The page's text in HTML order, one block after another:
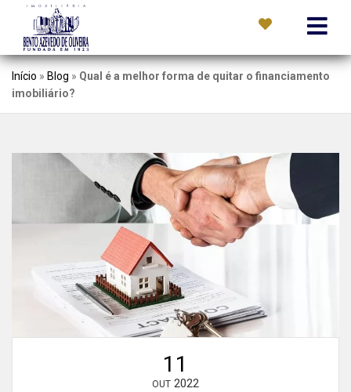
Início » Blog » Qual é a melhor forma de quitar o financiamento
imobiliário?
11
OUT 2022